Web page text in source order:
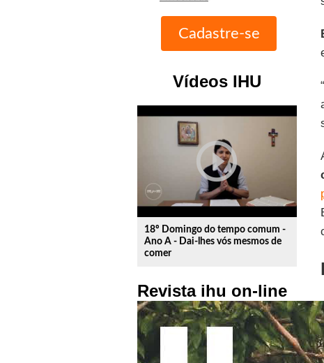
Vídeos IHU
play_circle_outline
18º Domingo do tempo comum -
Ano A - Dai-lhes vós mesmos de
comer
Revista ihu on-line